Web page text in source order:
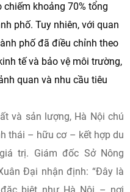
khoảng 70% tổng
phố. Tuy nhiên, với quan
phố đã điều chỉnh theo
tế và bảo vệ môi trường,
quan và nhu cầu tiêu
và sản lượng, Hà Nội chú
thái – hữu cơ – kết hợp du
trị. Giám đốc Sở Nông
Đại nhận định: “Đây là